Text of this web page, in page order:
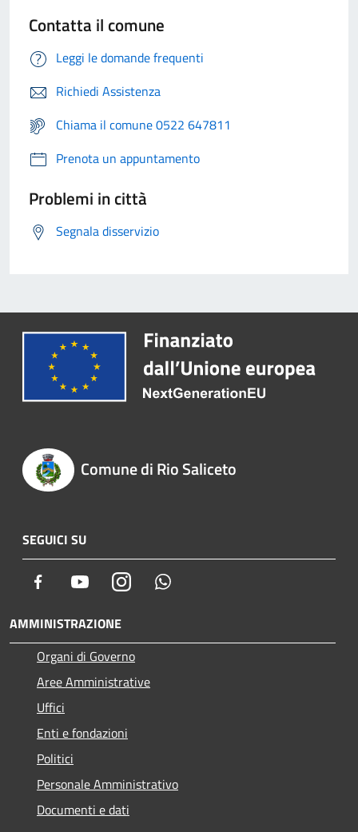
Contatta il comune
Leggi le domande frequenti
Richiedi Assistenza
Chiama il comune 0522 647811
Prenota un appuntamento
Problemi in città
Segnala disservizio
Comune di Rio Saliceto
SEGUICI SU
Facebook YoutubeInstagram
AMMINISTRAZIONE
Organi di Governo
Aree Amministrative
Uffici
Enti e fondazioni
Politici
Personale Amministrativo
Documenti e dati